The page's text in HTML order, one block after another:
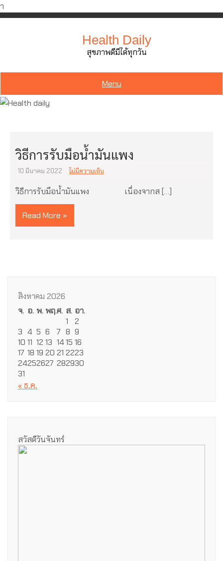
ำ
Skip
Health Daily
สุขภาพดีมีได้ทุกวัน
Menu
วิธีการรับมือน้ำมันแพง
10 มีนาคม 2022 ไม่มีความเห็น
วิธีการรับมือน้ำมันแพง เนื่องจากส […]
Read More »
สิงหาคม 2026
จ. อ. พ.พฤ.ศ. ส. อา.
1
2
3 4 5 6 7 8 9
10 11 12 13 1415 16
17 18 19 20 21 2223
24252627 282930
31
« ธ.ค.
สวัสดีวันจันทร์